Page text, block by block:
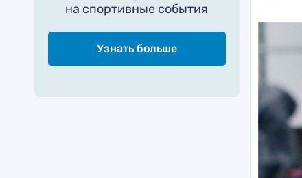
на спортивные события
Узнать больше